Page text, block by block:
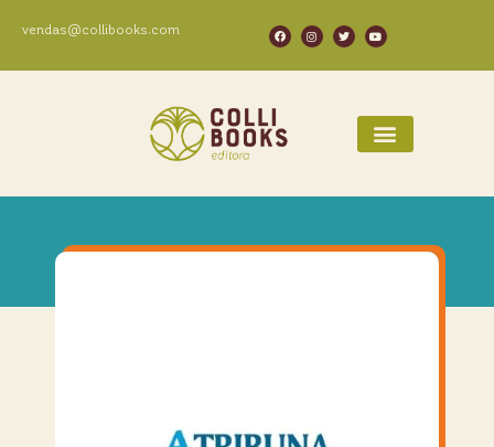
vendas@collibooks.com